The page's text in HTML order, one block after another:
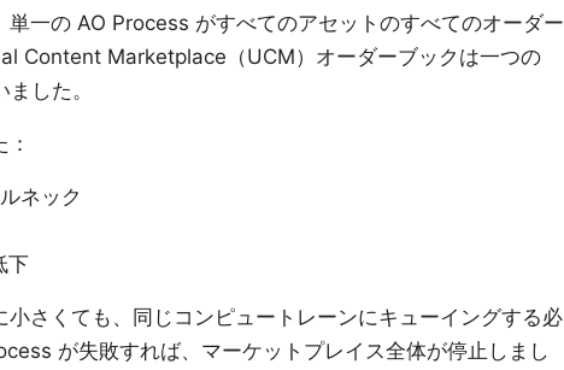
一の AO Process がすべてのアセットのすべてのオーダー
Content Marketplace（UCM）オーダーブックは一つの
した。
ネック
下
さくても、同じコンピュートレーンにキューイングする必
が失敗すれば、マーケットプレイス全体が停止しまし